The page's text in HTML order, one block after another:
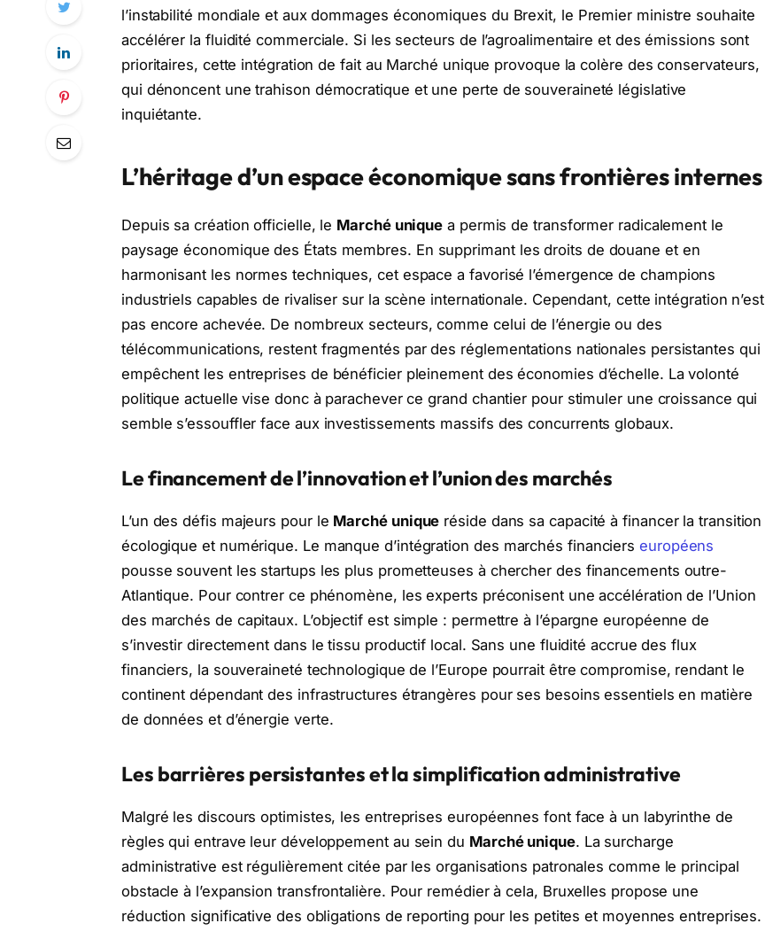
l’instabilité mondiale et aux dommages économiques du Brexit, le Premier ministre souhaite
accélérer la fluidité commerciale. Si les secteurs de l’agroalimentaire et des émissions sont
prioritaires, cette intégration de fait au Marché unique provoque la colère des conservateurs,
qui dénoncent une trahison démocratique et une perte de souveraineté législative
inquiétante.
L’héritage d’un espace économique sans frontières internes
Depuis sa création officielle, le Marché unique a permis de transformer radicalement le
paysage économique des États membres. En supprimant les droits de douane et en
harmonisant les normes techniques, cet espace a favorisé l’émergence de champions
industriels capables de rivaliser sur la scène internationale. Cependant, cette intégration n’est
pas encore achevée. De nombreux secteurs, comme celui de l’énergie ou des
télécommunications, restent fragmentés par des réglementations nationales persistantes qui
empêchent les entreprises de bénéficier pleinement des économies d’échelle. La volonté
politique actuelle vise donc à parachever ce grand chantier pour stimuler une croissance qui
semble s’essouffler face aux investissements massifs des concurrents globaux.
Le financement de l’innovation et l’union des marchés
L’un des défis majeurs pour le Marché unique réside dans sa capacité à financer la transition
écologique et numérique. Le manque d’intégration des marchés financierseuropéens
pousse souvent les startups les plus prometteuses à chercher des financements outre-
Atlantique. Pour contrer ce phénomène, les experts préconisent une accélération de l’Union
des marchés de capitaux. L’objectif est simple : permettre à l’épargne européenne de
s’investir directement dans le tissu productif local. Sans une fluidité accrue des flux
financiers, la souveraineté technologique de l’Europe pourrait être compromise, rendant le
continent dépendant des infrastructures étrangères pour ses besoins essentiels en matière
de données et d’énergie verte.
Les barrières persistantes et la simplification administrative
Malgré les discours optimistes, les entreprises européennes font face à un labyrinthe de
règles qui entrave leur développement au sein du Marché unique. La surcharge
administrative est régulièrement citée par les organisations patronales comme le principal
obstacle à l’expansion transfrontalière. Pour remédier à cela, Bruxelles propose une
réduction significative des obligations de reporting pour les petites et moyennes entreprises.